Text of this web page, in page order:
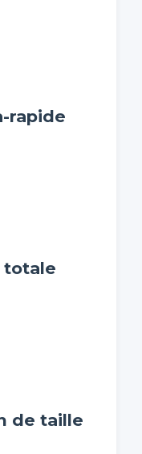
rapide
totale
de taille